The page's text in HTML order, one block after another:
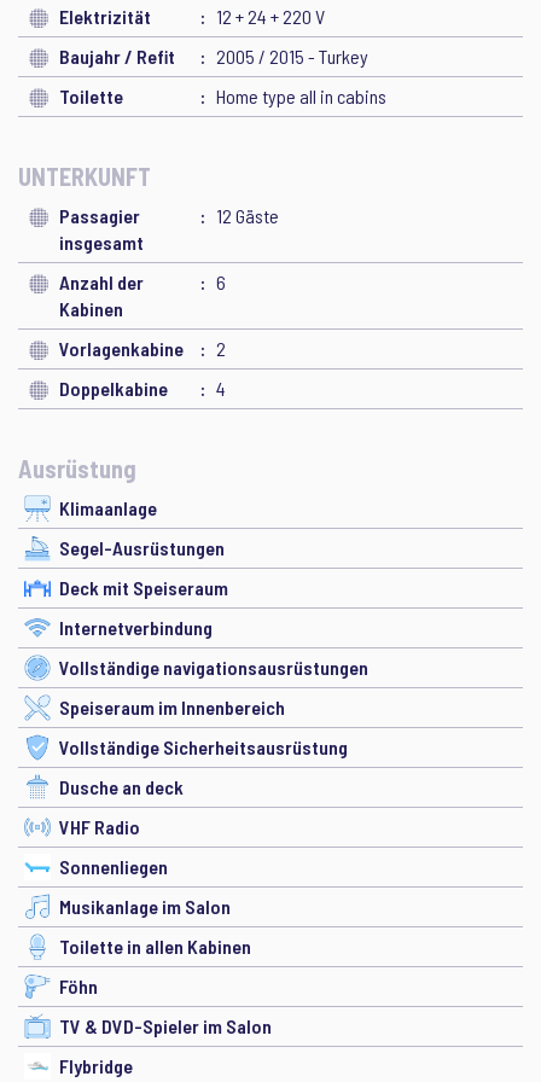
Elektrizität
12 + 24 + 220 V
Baujahr / Refit
2005 / 2015 - Turkey
Toilette
Home type all in cabins
UNTERKUNFT
Passagier
insgesamt
12 Gäste
Anzahl der
Kabinen
6
Vorlagenkabine
2
Doppelkabine
4
Ausrüstung
Klimaanlage
Segel-Ausrüstungen
Deck mit Speiseraum
Internetverbindung
Vollständige navigationsausrüstungen
Speiseraum im Innenbereich
Vollständige Sicherheitsausrüstung
Dusche an deck
VHF Radio
Sonnenliegen
Musikanlage im Salon
Toilette in allen Kabinen
Föhn
TV & DVD-Spieler im Salon
Flybridge